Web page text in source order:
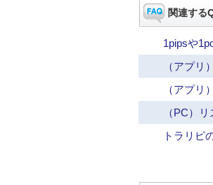
関連する
1pipsや
（アプリ
（アプリ
（PC）
トラリピ